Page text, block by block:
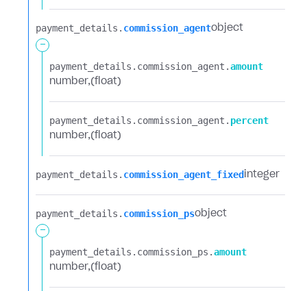
payment_details.​ commission_agentobject
-
payment_details.​ commission_agent.​amount
number (float)
payment_details.​ commission_agent.​ percent
number (float)
payment_details.​ commission_agent_fixed integer
payment_details.​ commission_psobject
-
payment_details.​ commission_ps.​amount
number (float)